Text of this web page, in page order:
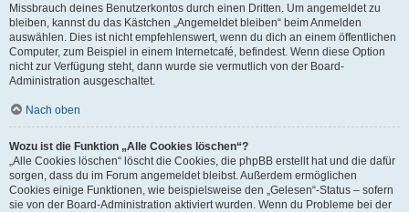
Missbrauch deines Benutzerkontos durch einen Dritten. Um angemeldet zu
bleiben, kannst du das Kästchen „Angemeldet bleiben“ beim Anmelden
auswählen. Dies ist nicht empfehlenswert, wenn du dich an einem öffentlichen
Computer, zum Beispiel in einem Internetcafé, befindest. Wenn diese Option
nicht zur Verfügung steht, dann wurde sie vermutlich von der Board-
Administration ausgeschaltet.
Nach oben
Wozu ist die Funktion „Alle Cookies löschen“?
„Alle Cookies löschen“ löscht die Cookies, die phpBB erstellt hat und die dafür
sorgen, dass du im Forum angemeldet bleibst. Außerdem ermöglichen
Cookies einige Funktionen, wie beispielsweise den „Gelesen“-Status – sofern
sie von der Board-Administration aktiviert wurden. Wenn du Probleme bei der